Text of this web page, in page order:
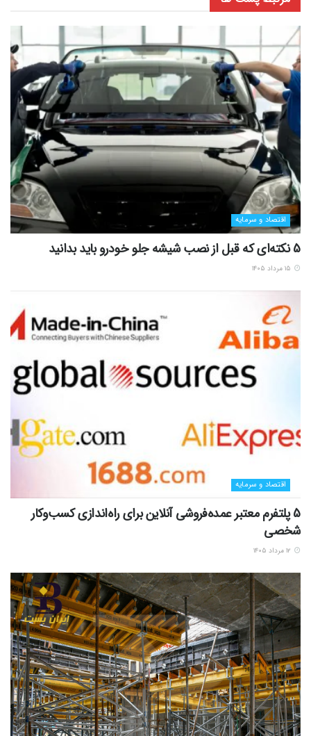
اقتصاد و سرمایه
5 نکته‌ای که قبل از نصب شیشه جلو خودرو باید بدانید
اقتصاد و سرمایه
5 پلتفرم معتبر عمده‌فروشی آنلاین برای راه‌اندازی کسب‌وکار
شخصی